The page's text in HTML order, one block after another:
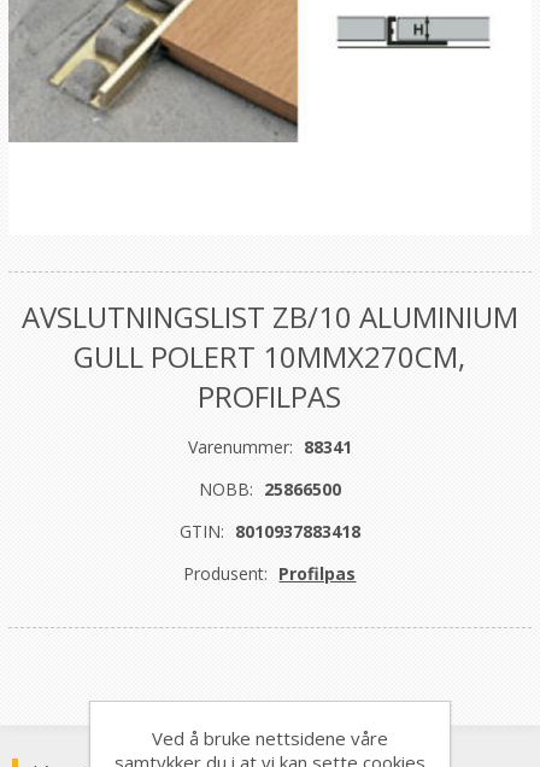
AVSLUTNINGSLIST ZB/10 ALUMINIUM
GULL POLERT 10MMX270CM,
PROFILPAS
Varenummer: 88341
NOBB: 25866500
GTIN: 8010937883418
Produsent: Profilpas
Ved å bruke nettsidene våre
samtykker du i at vi kan sette cookies